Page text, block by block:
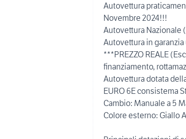
Autovettura
Novembre 2024!!!
Autovettura Nazionale
Autovettura in
***PREZZO REALE
finanziamento,
Autovettura dotata
EURO 6E consistema
Cambio: Manuale a 5
Colore esterno: Giallo